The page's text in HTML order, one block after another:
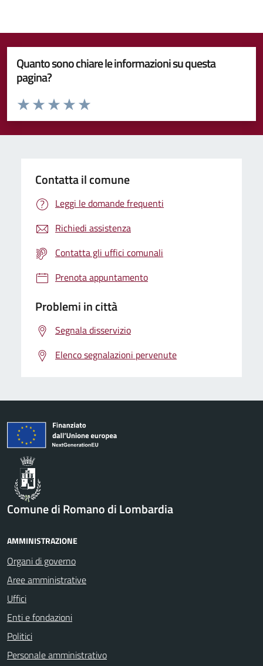
Quanto sono chiare le informazioni su questa
pagina?
Valuta da 1 a 5 stelle la pagina
Valuta 5 stelle su 5
Valuta 4 stelle su 5
Valuta 3 stelle su 5
Valuta 2 stelle su 5
Valuta 1 stelle su 5
Contatta il comune
Leggi le domande frequenti
Richiedi assistenza
Contatta gli uffici comunali
Prenota appuntamento
Problemi in città
Segnala disservizio
Elenco segnalazioni pervenute
Comune di Romano di Lombardia
AMMINISTRAZIONE
Organi di governo
Aree amministrative
Uffici
Enti e fondazioni
Politici
Personale amministrativo